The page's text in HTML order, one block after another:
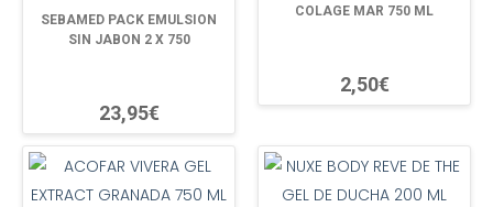
SEBAMED PACK EMULSION
SIN JABON 2 X 750
23,95€
COLAGE MAR 750 ML
2,50€